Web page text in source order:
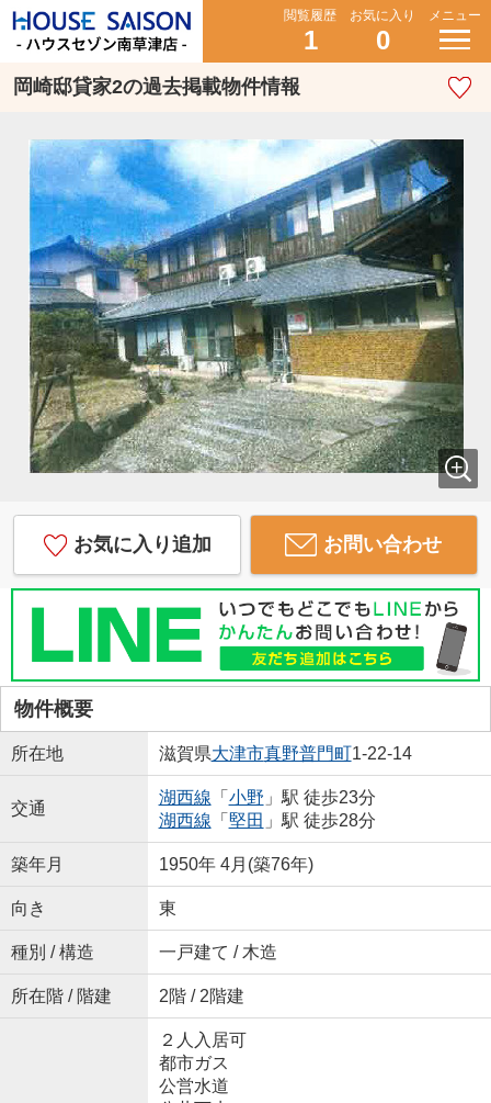
閲覧履歴
1
お気に入り
0
メニュー
岡崎邸貸家2の過去掲載物件情報
お気に入り追加 お問い合わせ
物件概要
所在地 滋賀県大津市真野普門町1-22-14
交通
湖西線 「 小野 」駅 徒歩23分
湖西線 「 堅田 」駅 徒歩28分
築年月 1950年 4月(築76年)
向き 東
種別 / 構造 一戸建て / 木造
所在階 / 階建 2階 / 2階建
２人入居可
都市ガス
公営水道